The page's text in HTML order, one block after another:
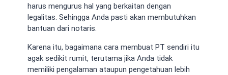
harus mengurus hal yang berkaitan dengan
legalitas. Sehingga Anda pasti akan membutuhkan
bantuan dari notaris.
Karena itu, bagaimana cara membuat PT sendiri itu
agak sedikit rumit, terutama jika Anda tidak
memiliki pengalaman ataupun pengetahuan lebih